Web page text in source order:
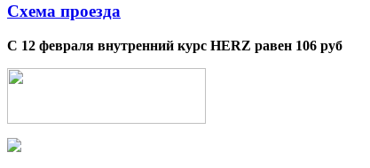
Схема проезда
С 12 февраля внутренний курс HERZ равен 106 руб